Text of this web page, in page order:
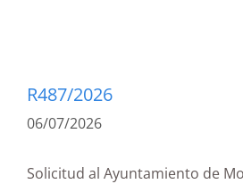
R487/2026
06/07/2026
Solicitud al Ayuntamiento de